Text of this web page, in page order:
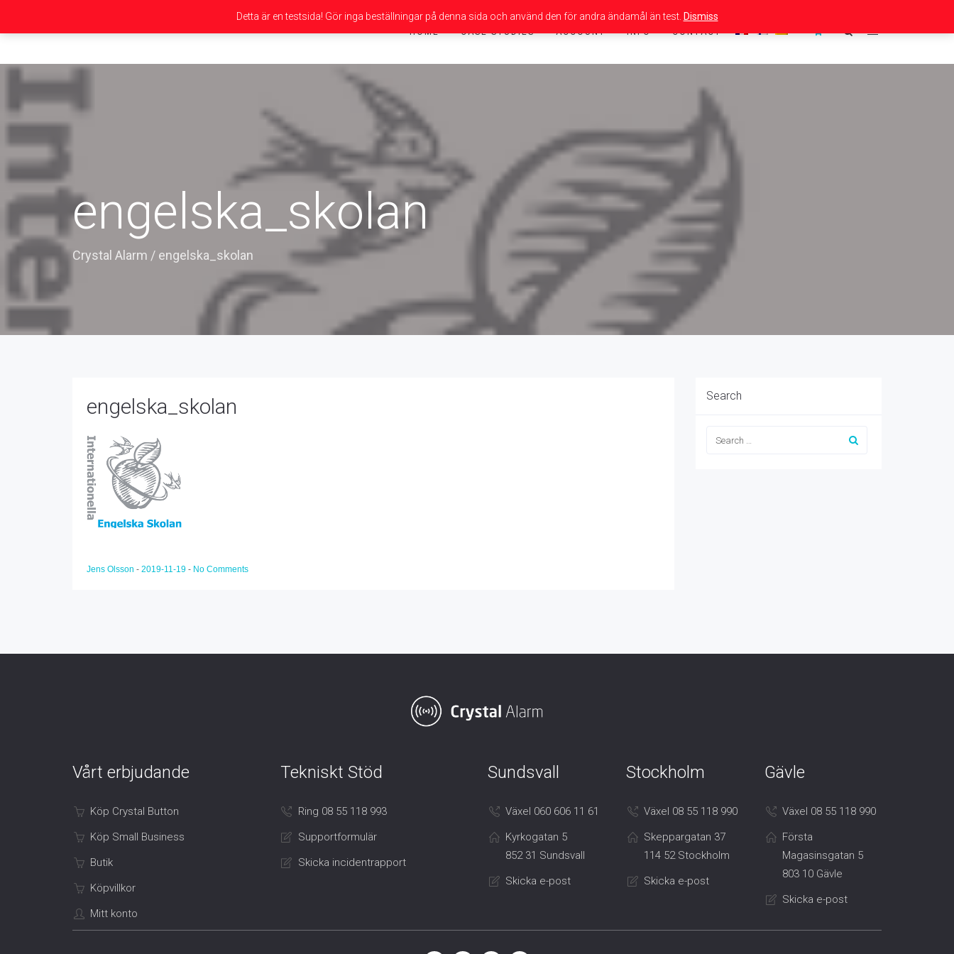
HOME CASE STUDIES ACCOUNT INFO CONTACT
engelska_skolan
Crystal Alarm / engelska_skolan
engelska_skolan
Jens Olsson - 2019-11-19 - No Comments
Search
Vårt erbjudande
Köp Crystal Button
Köp Small Business
Butik
Köpvillkor
Mitt konto
Tekniskt Stöd
Ring 08 55 118 993
Supportformulär
Skicka incidentrapport
Sundsvall
Växel 060 606 11 61
Kyrkogatan 5
852 31 Sundsvall
Skicka e-post
Stockholm
Växel 08 55 118 990
Skeppargatan 37
114 52 Stockholm
Skicka e-post
Gävle
Växel 08 55 118 990
Första
Magasinsgatan 5
803 10 Gävle
Skicka e-post
Detta är en testsida! Gör inga beställningar på denna sida och använd den för andra ändamål än test. Dismiss